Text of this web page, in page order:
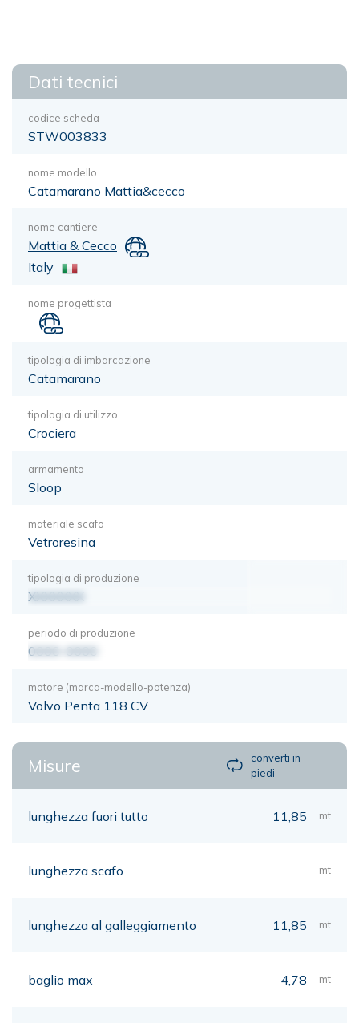
Dati tecnici
codice scheda
STW003833
nome modello
Catamarano Mattia&cecco
nome cantiere
Mattia & Cecco
Italy
nome progettista
tipologia di imbarcazione
Catamarano
tipologia di utilizzo
Crociera
armamento
Sloop
materiale scafo
Vetroresina
tipologia di produzione
XXXXXXX
periodo di produzione
0000-0000
motore (marca-modello-potenza)
Volvo Penta 118 CV
Misure
converti in
piedi
lunghezza fuori tutto 11,85 mt
lunghezza scafo mt
lunghezza al galleggiamento 11,85 mt
baglio max 4,78 mt